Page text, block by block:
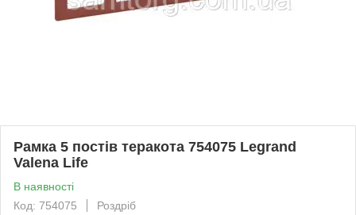
Рамка 5 постів теракота 754075 Legrand
Valena Life
В наявності
Код: 754075
Роздріб